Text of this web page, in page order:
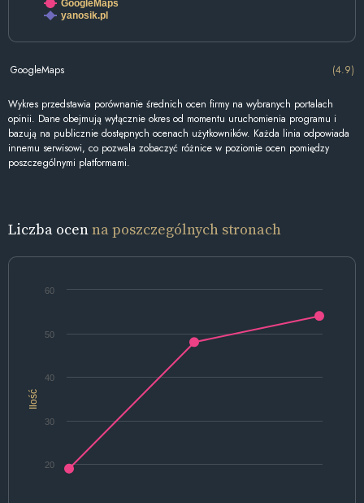
GoogleMaps
yanosik.pl
GoogleMaps (4.9)
Wykres przedstawia porównanie średnich ocen firmy na wybranych portalach
opinii. Dane obejmują wyłącznie okres od momentu uruchomienia programu i
bazują na publicznie dostępnych ocenach użytkowników. Każda linia odpowiada
innemu serwisowi, co pozwala zobaczyć różnice w poziomie ocen pomiędzy
poszczególnymi platformami.
Liczba ocenna poszczególnych stronach
Ilość
20
30
40
50
60